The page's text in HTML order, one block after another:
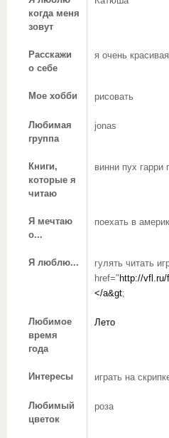
когда меня
зовут
Расскажи
о себе
я очень
Мое хобби рисовать
Любимая
группа
jonas
Книги,
которые я
читаю
винни пух гарри
Я мечтаю
о...
поехать в
Я люблю...
гулять читать
href=" http://vfl.ru/
</a&gt;
Любимое
время
года
Лето
Интересы играть на
Любимый
цветок
роза